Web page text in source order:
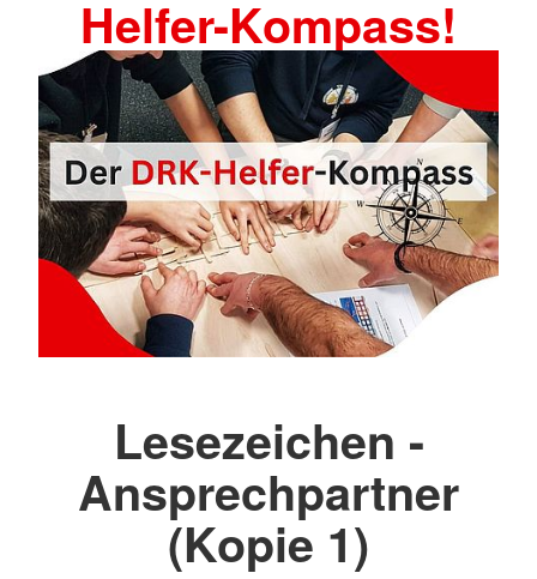
Helfer-Kompass!
Lesezeichen -
Ansprechpartner
(Kopie 1)